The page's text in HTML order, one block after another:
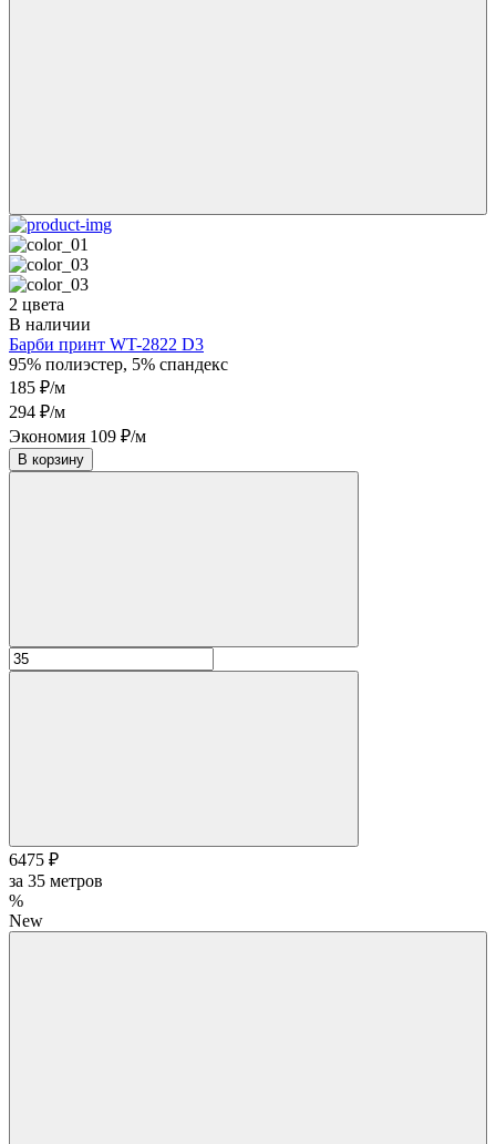
2 цвета
В наличии
Барби принт WT-2822 D3
95% полиэстер, 5% спандекс
185 ₽/м
294 ₽/м
Экономия 109 ₽/м
В корзину
6475 ₽
за 35 метров
%
New